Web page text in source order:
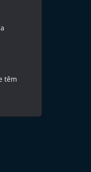
têm